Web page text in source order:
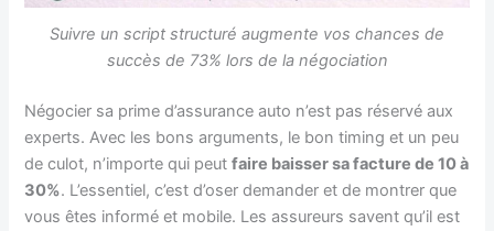
Suivre un script structuré augmente vos chances de
succès de 73% lors de la négociation
Négocier sa prime d’assurance auto n’est pas réservé aux
experts. Avec les bons arguments, le bon timing et un peu
de culot, n’importe qui peutfaire baisser sa facture de 10 à
30%. L’essentiel, c’est d’oser demander et de montrer que
vous êtes informé et mobile. Les assureurs savent qu’il est